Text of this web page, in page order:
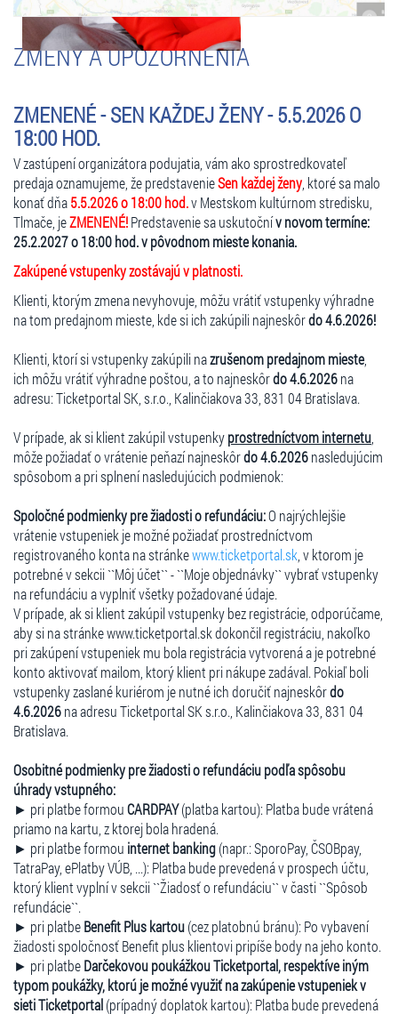
ZMENY A UPOZORNENIA
ZMENENÉ - SEN KAŽDEJ ŽENY - 5.5.2026 O
18:00 HOD.
V zastúpení organizátora podujatia, vám ako sprostredkovateľ
predaja oznamujeme, že predstavenieSen každej ženy , ktoré sa malo
konať dňa5.5.2026 o 18:00 hod.v Mestskom kultúrnom stredisku,
Tlmače, jeZMENENÉ!Predstavenie sa uskutočnív novom termíne:
25.2.2027 o 18:00 hod. v pôvodnom mieste konania.
Zakúpené vstupenky zostávajú v platnosti.
Klienti, ktorým zmena nevyhovuje, môžu vrátiť vstupenky výhradne
na tom predajnom mieste, kde si ich zakúpili najneskôrdo 4.6.2026!
Klienti, ktorí si vstupenky zakúpili nazrušenom predajnom mieste,
ich môžu vrátiť výhradne poštou, a to najneskôrdo 4.6.2026na
adresu: Ticketportal SK, s.r.o., Kalinčiakova 33, 831 04 Bratislava.
V prípade, ak si klient zakúpil vstupenkyprostredníctvom internetu
môže požiadať o vrátenie peňazí najneskôrdo 4.6.2026nasledujúcim
spôsobom a pri splnení nasledujúcich podmienok:
Spoločné podmienky pre žiadosti o refundáciu:O najrýchlejšie
vrátenie vstupeniek je možné požiadať prostredníctvom
registrovaného konta na stránkewww.ticketportal.sk , v ktorom je
potrebné v sekcii ``Môj účet`` - ``Moje objednávky`` vybrať vstupenky
na refundáciu a vyplniť všetky požadované údaje.
V prípade, ak si klient zakúpil vstupenky bez registrácie, odporúčame,
aby si na stránke www.ticketportal.sk dokončil registráciu, nakoľko
pri zakúpení vstupeniek mu bola registrácia vytvorená a je potrebné
konto aktivovať mailom, ktorý klient pri nákupe zadával. Pokiaľ boli
vstupenky zaslané kuriérom je nutné ich doručiť najneskôrdo
4.6.2026na adresu Ticketportal SK s.r.o., Kalinčiakova 33, 831 04
Bratislava.
Osobitné podmienky pre žiadosti o refundáciu podľa spôsobu
úhrady vstupného:
► pri platbe formouCARDPAY(platba kartou): Platba bude vrátená
priamo na kartu, z ktorej bola hradená.
► pri platbe formou internet banking(napr.: SporoPay, ČSOBpay,
TatraPay, ePlatby VÚB, ...): Platba bude prevedená v prospech účtu,
ktorý klient vyplní v sekcii ``Žiadosť o refundáciu`` v časti ``Spôsob
refundácie``.
► pri platbeBenefit Plus kartou(cez platobnú bránu): Po vybavení
žiadosti spoločnosť Benefit plus klientovi pripíše body na jeho konto.
► pri platbeDarčekovou poukážkou Ticketportal, respektíve iným
typom poukážky, ktorú je možné využiť na zakúpenie vstupeniek v
sieti Ticketportal(prípadný doplatok kartou): Platba bude prevedená